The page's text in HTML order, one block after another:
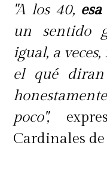
"A los 40,
un sentido
igual, a
el qué
poco",
Cardinales